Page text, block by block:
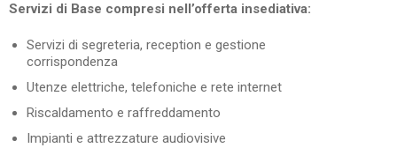
Servizi di Base compresi nell’offerta insediativa:
Servizi di segreteria, reception e gestione
corrispondenza
Utenze elettriche, telefoniche e rete internet
Riscaldamento e raffreddamento
Impianti e attrezzature audiovisive